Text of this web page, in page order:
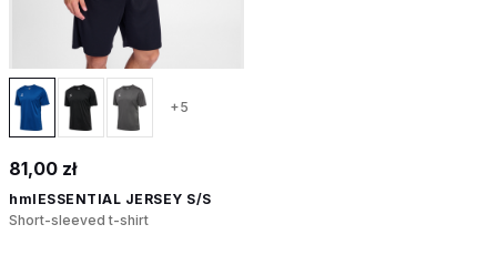
+5
81,00 zł
hmlESSENTIAL JERSEY S/S
Short-sleeved t-shirt